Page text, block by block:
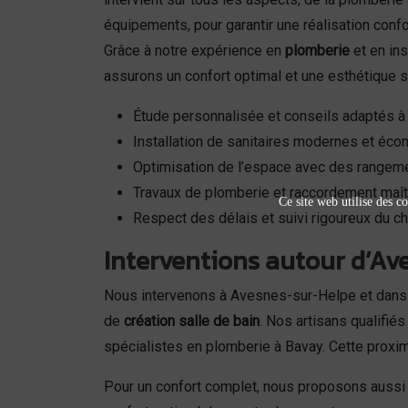
équipements, pour garantir une réalisation
Grâce à notre expérience en plomberie et en
assurons un confort optimal et une esthétique
Étude personnalisée et conseils adaptés
Installation de sanitaires modernes et
Optimisation de l’espace avec des
Travaux de plomberie et raccordement
Respect des délais et suivi rigoureux du
Interventions autour
Nous intervenons à Avesnes-sur-Helpe et
de création salle de bain. Nos artisans
spécialistes en plomberie à Bavay. Cette
Pour un confort complet, nous proposons
Ce site web utilise des